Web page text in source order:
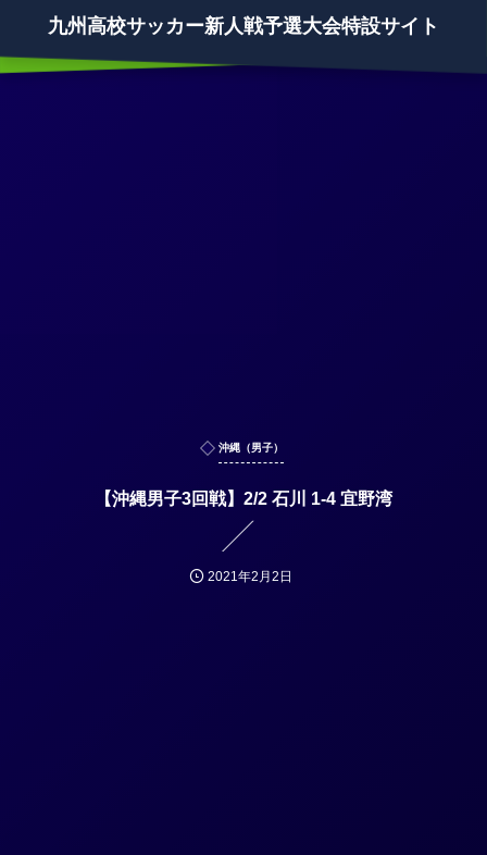
九州高校サッカー新人戦予選大会特設サイト
沖縄（男子）
【沖縄男子3回戦】2/2 石川 1-4 宜野湾
2021年2月2日